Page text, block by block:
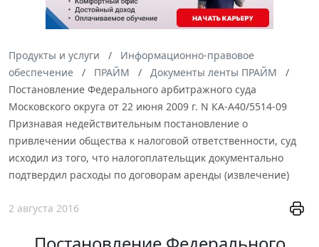
Продукты и услуги
Информационно-правовое
обеспечение
ПРАЙМ
Документы ленты ПРАЙМ
Постановление Федерального арбитражного суда
Московского округа от 22 июня 2009 г. N КА-А40/5514-09
Признавая недействительным постановление о
привлечении общества к налоговой ответственности, суд
исходил из того, что налогоплательщик документально
подтвердил расходы по договорам аренды (извлечение)
2 августа 2016